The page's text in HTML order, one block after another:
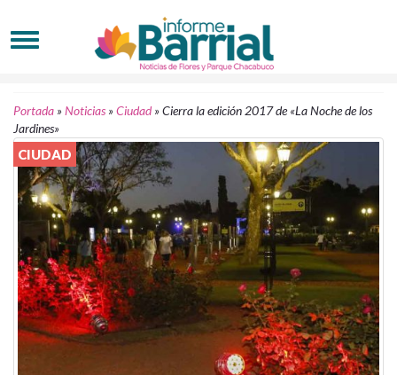
Portada »Noticias »Ciudad»Cierra la edición 2017 de «La Noche de los
Jardines»
CIUDAD